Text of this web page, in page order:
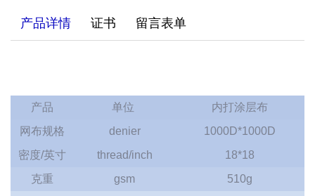
产品详情 证书 留言表单
产品 单位
内打涂层布
网布规格
denier
1000D*1000D
密度/英寸
thread/inch
18*18
克重
gsm
510g